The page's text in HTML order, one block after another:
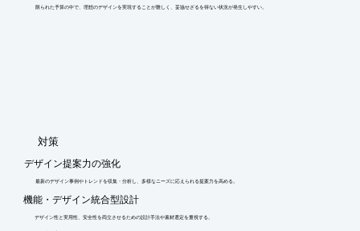
限られた予算の中で、理想のデザインを実現することが難しく、妥協せざるを得ない状況が発生しやすい。
​対策
デザイン提案力の強化
最新のデザイン事例やトレンドを収集・分析し、多様なニーズに応えられる提案力を高める。
機能・デザイン統合型設計
デザイン性と実用性、安全性を両立させるための設計手法や素材選定を重視する。